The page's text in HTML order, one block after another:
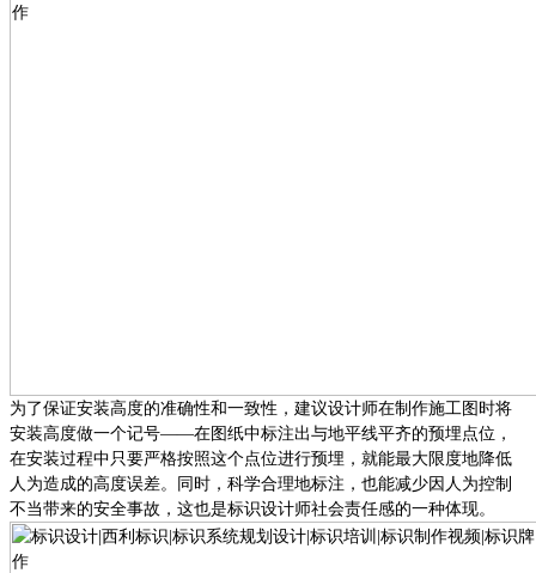
为了保证安装高度的准确性和一致性，建议设计师在制作施工图时将
安装高度做一个记号——在图纸中标注出与地平线平齐的预埋点位，
在安装过程中只要严格按照这个点位进行预埋，就能最大限度地降低
人为造成的高度误差。同时，科学合理地标注，也能减少因人为控制
不当带来的安全事故，这也是标识设计师社会责任感的一种体现。